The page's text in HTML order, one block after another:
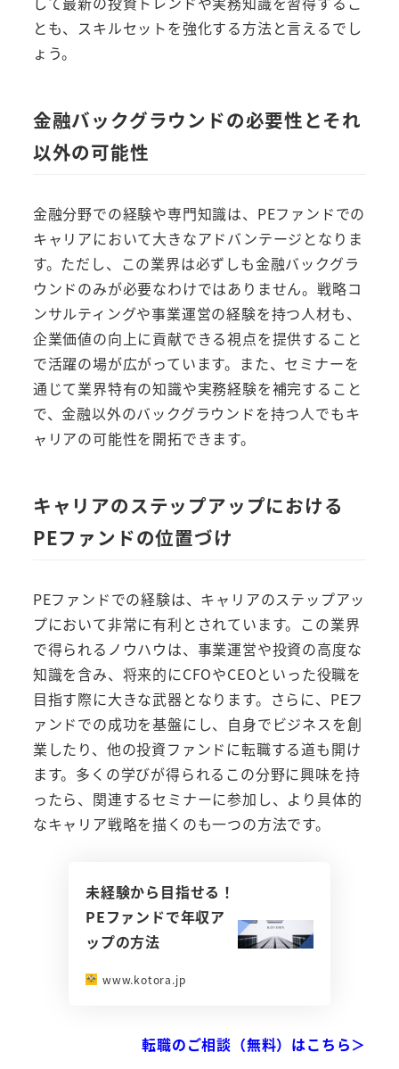
とも、スキルセットを強化する方法と言えるでし
ょう。
金融バックグラウンドの必要性とそれ
以外の可能性
金融分野での経験や専門知識は、PEファンドでの
キャリアにおいて大きなアドバンテージとなりま
す。ただし、この業界は必ずしも金融バックグラ
ウンドのみが必要なわけではありません。戦略コ
ンサルティングや事業運営の経験を持つ人材も、
企業価値の向上に貢献できる視点を提供すること
で活躍の場が広がっています。また、セミナーを
通じて業界特有の知識や実務経験を補完すること
で、金融以外のバックグラウンドを持つ人でもキ
ャリアの可能性を開拓できます。
キャリアのステップアップにおける
PEファンドの位置づけ
PEファンドでの経験は、キャリアのステップアッ
プにおいて非常に有利とされています。この業界
で得られるノウハウは、事業運営や投資の高度な
知識を含み、将来的にCFOやCEOといった役職を
目指す際に大きな武器となります。さらに、PEフ
ァンドでの成功を基盤にし、自身でビジネスを創
業したり、他の投資ファンドに転職する道も開け
ます。多くの学びが得られるこの分野に興味を持
ったら、関連するセミナーに参加し、より具体的
なキャリア戦略を描くのも一つの方法です。
未経験から目指せる！
PEファンドで年収ア
ップの方法
www.kotora.jp
転職のご相談（無料）はこちら＞